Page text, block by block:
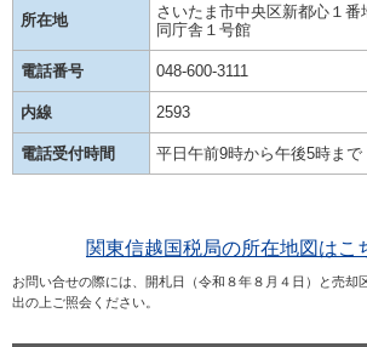
所在地
さいたま市中央区新都心１
同庁舎１号館
電話番号 048-600-3111
内線 2593
電話受付時間 平日午前9時から午後5時まで
関東信越国税局の所在地図はこ
お問い合せの際には、開札日（令和８年８月４日）と売却
出の上ご照会ください。